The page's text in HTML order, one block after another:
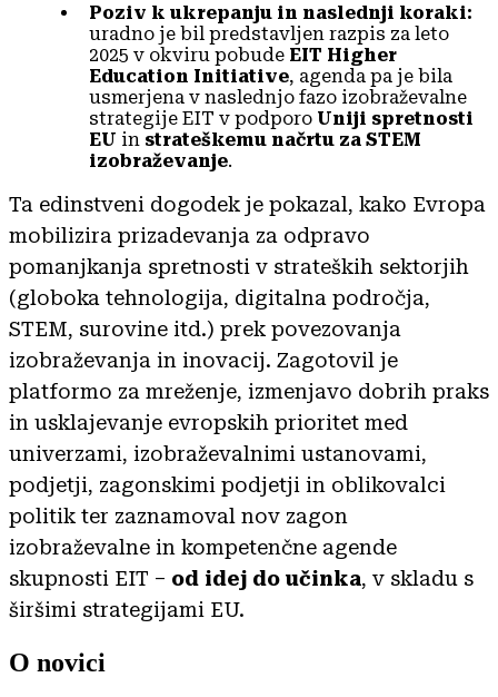
Poziv k ukrepanju in naslednji koraki:
uradno je bil predstavljen razpis za leto
2025 v okviru pobude EIT Higher
Education Initiative, agenda pa je bila
usmerjena v naslednjo fazo izobraževalne
strategije EIT v podporo Uniji spretnosti
EU in strateškemu načrtu za STEM
izobraževanje.
Ta edinstveni dogodek je pokazal, kako Evropa
mobilizira prizadevanja za odpravo
pomanjkanja spretnosti v strateških sektorjih
(globoka tehnologija, digitalna področja,
STEM, surovine itd.) prek povezovanja
izobraževanja in inovacij. Zagotovil je
platformo za mreženje, izmenjavo dobrih praks
in usklajevanje evropskih prioritet med
univerzami, izobraževalnimi ustanovami,
podjetji, zagonskimi podjetji in oblikovalci
politik ter zaznamoval nov zagon
izobraževalne in kompetenčne agende
skupnosti EIT – od idej do učinka, v skladu s
širšimi strategijami EU.
O novici